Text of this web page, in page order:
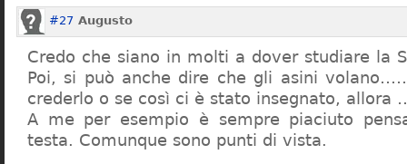
#27 Augusto
Credo che siano in molti a dover studiare la
Poi, si può anche dire che gli asini
crederlo o se così ci è stato insegnato,
A me per esempio è sempre piaciuto
testa. Comunque sono punti di vista.